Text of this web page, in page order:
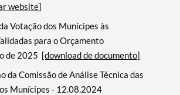
website]
Votação dos Munícipes às
para o Orçamento
de 2025 [download de documento]
da Comissão de Análise Técnica das
Munícipes - 12.08.2024